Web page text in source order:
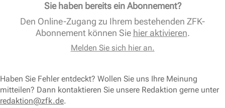
Sie haben bereits ein Abonnement?
Den Online-Zugang zu Ihrem bestehenden ZFK-
Abonnement können Sie hier aktivieren.
Melden Sie sich hier an.
Haben Sie Fehler entdeckt? Wollen Sie uns Ihre Meinung
mitteilen? Dann kontaktieren Sie unsere Redaktion gerne unter
redaktion@zfk.de.